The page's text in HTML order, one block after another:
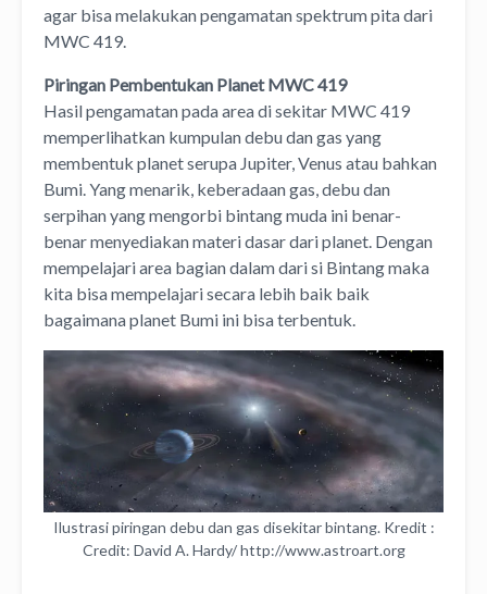
agar bisa melakukan pengamatan spektrum pita dari
MWC 419.
Piringan Pembentukan Planet MWC 419
Hasil pengamatan pada area di sekitar MWC 419
memperlihatkan kumpulan debu dan gas yang
membentuk planet serupa Jupiter, Venus atau bahkan
Bumi. Yang menarik, keberadaan gas, debu dan
serpihan yang mengorbi bintang muda ini benar-
benar menyediakan materi dasar dari planet. Dengan
mempelajari area bagian dalam dari si Bintang maka
kita bisa mempelajari secara lebih baik baik
bagaimana planet Bumi ini bisa terbentuk.
Ilustrasi piringan debu dan gas disekitar bintang. Kredit :
Credit: David A. Hardy/ http://www.astroart.org